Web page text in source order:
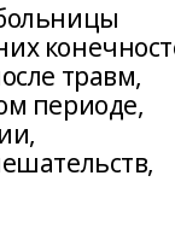
травм,
периоде,